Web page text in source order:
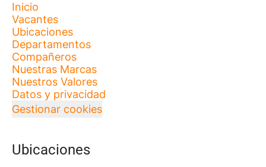
Inicio
Vacantes
Ubicaciones
Departamentos
Compañeros
Nuestras Marcas
Nuestros Valores
Datos y privacidad
Gestionar cookies
Ubicaciones